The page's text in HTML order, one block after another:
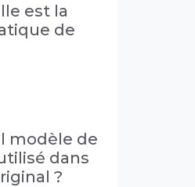
est la
de
modèle de
dans
?